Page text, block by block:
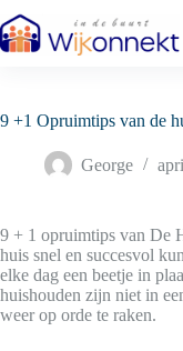
naar
de
9 +1 Opruimtips van de
George
9 + 1 opruimtips van De
huis snel en succesvol
elke dag een beetje in
huishouden zijn niet in
weer op orde te raken.